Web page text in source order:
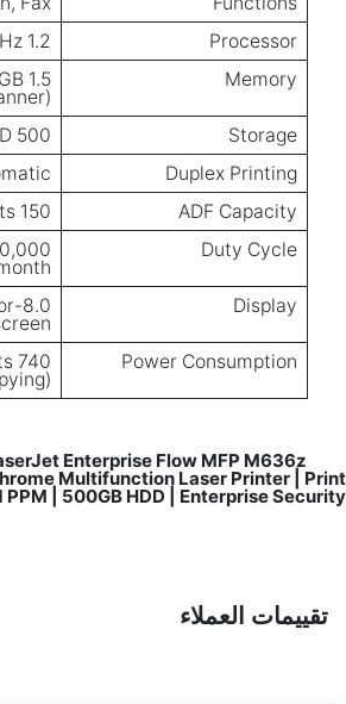
Processor
1.2 GHz
Memory
Storage
500 GB encrypted HDD
Duplex Printing
ADF Capacity
150 sheets
Duty Cycle
Display
Power Consumption
Enterprise Flow MFP M636z
Multifunction Laser Printer | Print
PPM | 500GB HDD | Enterprise Security
تقييمات العملاء